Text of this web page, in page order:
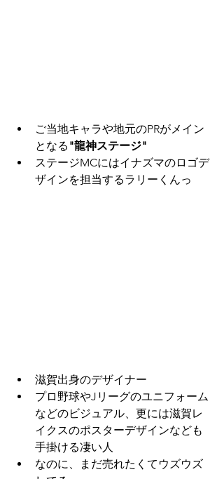
ご当地キャラや地元のPRがメイン
となる "龍神ステージ"
ステージMCにはイナズマのロゴデ
ザインを担当するラリーくんっ
滋賀出身のデザイナー
プロ野球やJリーグのユニフォーム
などのビジュアル、更には滋賀レ
イクスのポスターデザインなども
手掛ける凄い人
なのに、まだ売れたくてウズウズ